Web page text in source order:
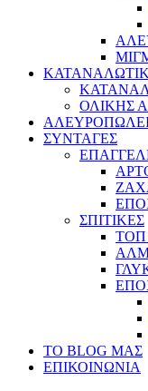
ΟΛΙΚΗΣ
ΣΥΝΤΑΓΕΣ
ΣΠΙΤΙΚΕΣ
ΤΟΠ
ΤΟ BLOG ΜΑΣ
ΕΠΙΚΟΙΝΩΝΙΑ